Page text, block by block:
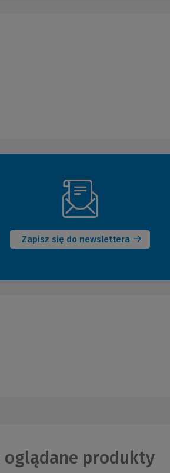
Zapisz się do newslettera
okno)
produkty